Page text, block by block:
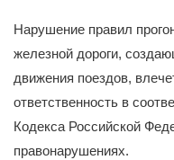
Нарушение правил
железной дороги,
движения поездов,
ответственность в
Кодекса Российской
правонарушениях.